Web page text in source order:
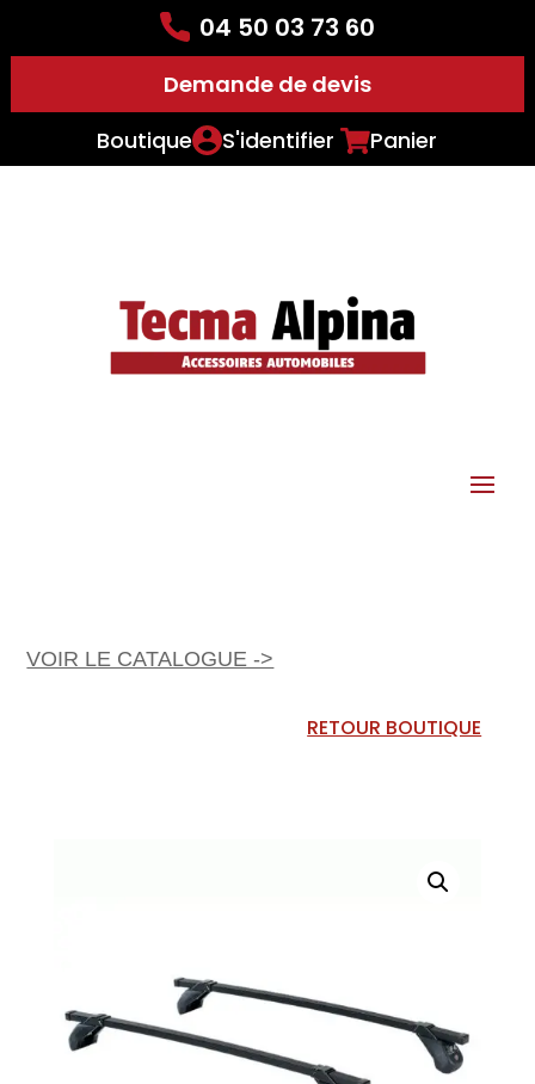
04 50 03 73 60
Demande de devis
Boutique
S'identifier Panier
VOIR LE CATALOGUE ->
RETOUR BOUTIQUE